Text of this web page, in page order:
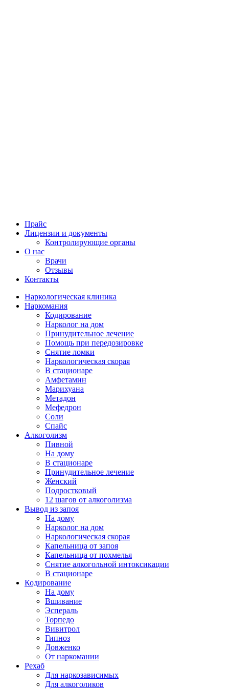
Прайс
Лицензии и документы
Контролирующие органы
О нас
Врачи
Отзывы
Контакты
Наркологическая клиника
Наркомания
Кодирование
Нарколог на дом
Принудительное лечение
Помощь при передозировке
Снятие ломки
Наркологическая скорая
В стационаре
Амфетамин
Марихуана
Метадон
Мефедрон
Соли
Спайс
Алкоголизм
Пивной
На дому
В стационаре
Принудительное лечение
Женский
Подростковый
12 шагов от алкоголизма
Вывод из запоя
На дому
Нарколог на дом
Наркологическая скорая
Капельница от запоя
Капельница от похмелья
Снятие алкогольной интоксикации
В стационаре
Кодирование
На дому
Вшивание
Эспераль
Торпедо
Вивитрол
Гипноз
Довженко
От наркомании
Рехаб
Для наркозависимых
Для алкоголиков